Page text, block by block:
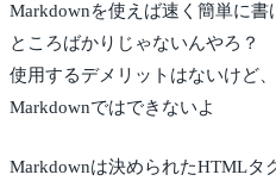
Markdownを使えば速く簡単に
ところばかりじゃないんやろ？
使用するデメリットはないけど
Markdownではできないよ
Markdownは決められたHTMLタ